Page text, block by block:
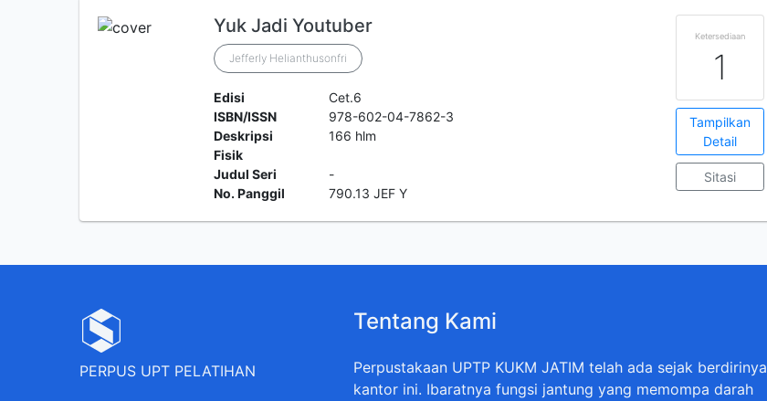
Yuk Jadi Youtuber
Jefferly Helianthusonfri
Edisi
Cet.6
ISBN/ISSN
978-602-04-7862-3
Deskripsi
Fisik
166 hlm
Judul Seri
-
No. Panggil
790.13 JEF Y
Ketersediaan
1
Tampilkan
Detail
Sitasi
PERPUS UPT PELATIHAN
Tentang Kami
Perpustakaan UPTP KUKM JATIM telah ada sejak berdirinya
kantor ini. Ibaratnya fungsi jantung yang memompa darah